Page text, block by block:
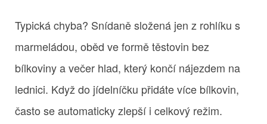
Typická chyba? Snídaně složená jen z rohlíku s
marmeládou, oběd ve formě těstovin bez
bílkoviny a večer hlad, který končí nájezdem na
lednici. Když do jídelníčku přidáte více bílkovin,
často se automaticky zlepší i celkový režim.